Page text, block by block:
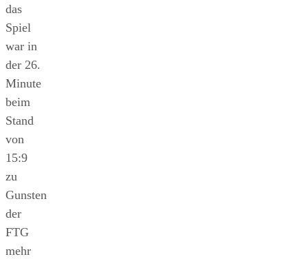
das
Spiel
war in
der 26.
Minute
beim
Stand
von
15:9
zu
Gunsten
der
FTG
mehr